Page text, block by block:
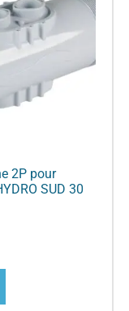
2P pour
SUD 30